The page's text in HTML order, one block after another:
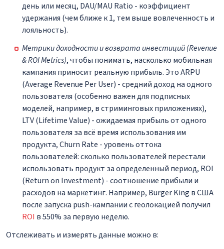
день или месяц, DAU/MAU Ratio - коэффициент
удержания (чем ближе к 1, тем выше вовлеченность и
лояльность).
Метрики доходности и возврата инвестиций (Revenue
& ROI Metrics), чтобы понимать, насколько мобильная
кампания приносит реальную прибыль. Это ARPU
(Average Revenue Per User) - средний доход на одного
пользователя (особенно важен для подписных
моделей, например, в стриминговых приложениях),
LTV (Lifetime Value) - ожидаемая прибыль от одного
пользователя за всё время использования им
продукта, Churn Rate - уровень оттока
пользователей: сколько пользователей перестали
использовать продукт за определенный период, ROI
(Return on Investment) - соотношение прибыли и
расходов на маркетинг. Например, Burger King в США
после запуска push-кампании с геолокацией получил
ROI в 550% за первую неделю.
Отслеживать и измерять данные можно в: